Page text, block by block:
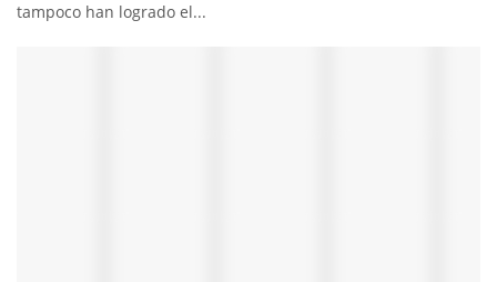
tampoco han logrado el...